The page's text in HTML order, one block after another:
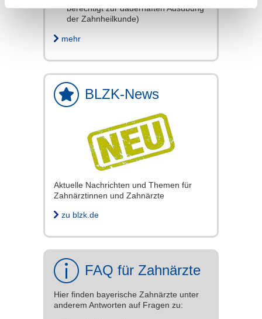
berechtigt zur dauerhaften Ausübung
der Zahnheilkunde)
mehr
BLZK-News
Aktuelle Nachrichten und Themen für
Zahnärztinnen und Zahnärzte
zu blzk.de
FAQ für Zahnärzte
Hier finden bayerische Zahnärzte unter
anderem Antworten auf Fragen zu: